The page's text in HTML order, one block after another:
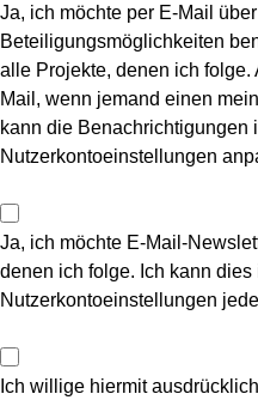
Ja, ich möchte per E-Mail
Beteiligungsmöglichkeiten
alle Projekte, denen ich
Mail, wenn jemand einen
kann die Benachrichtigungen
Nutzerkontoeinstellungen
Ja, ich möchte E-Mail-
denen ich folge. Ich kann dies
Nutzerkontoeinstellungen
Ich willige hiermit